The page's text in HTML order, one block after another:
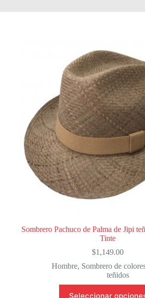
Sombrero Pachuco de Palma de Jipi
Tinte
$1,149.00
Hombre, Sombrero de
teñidos
Seleccionar